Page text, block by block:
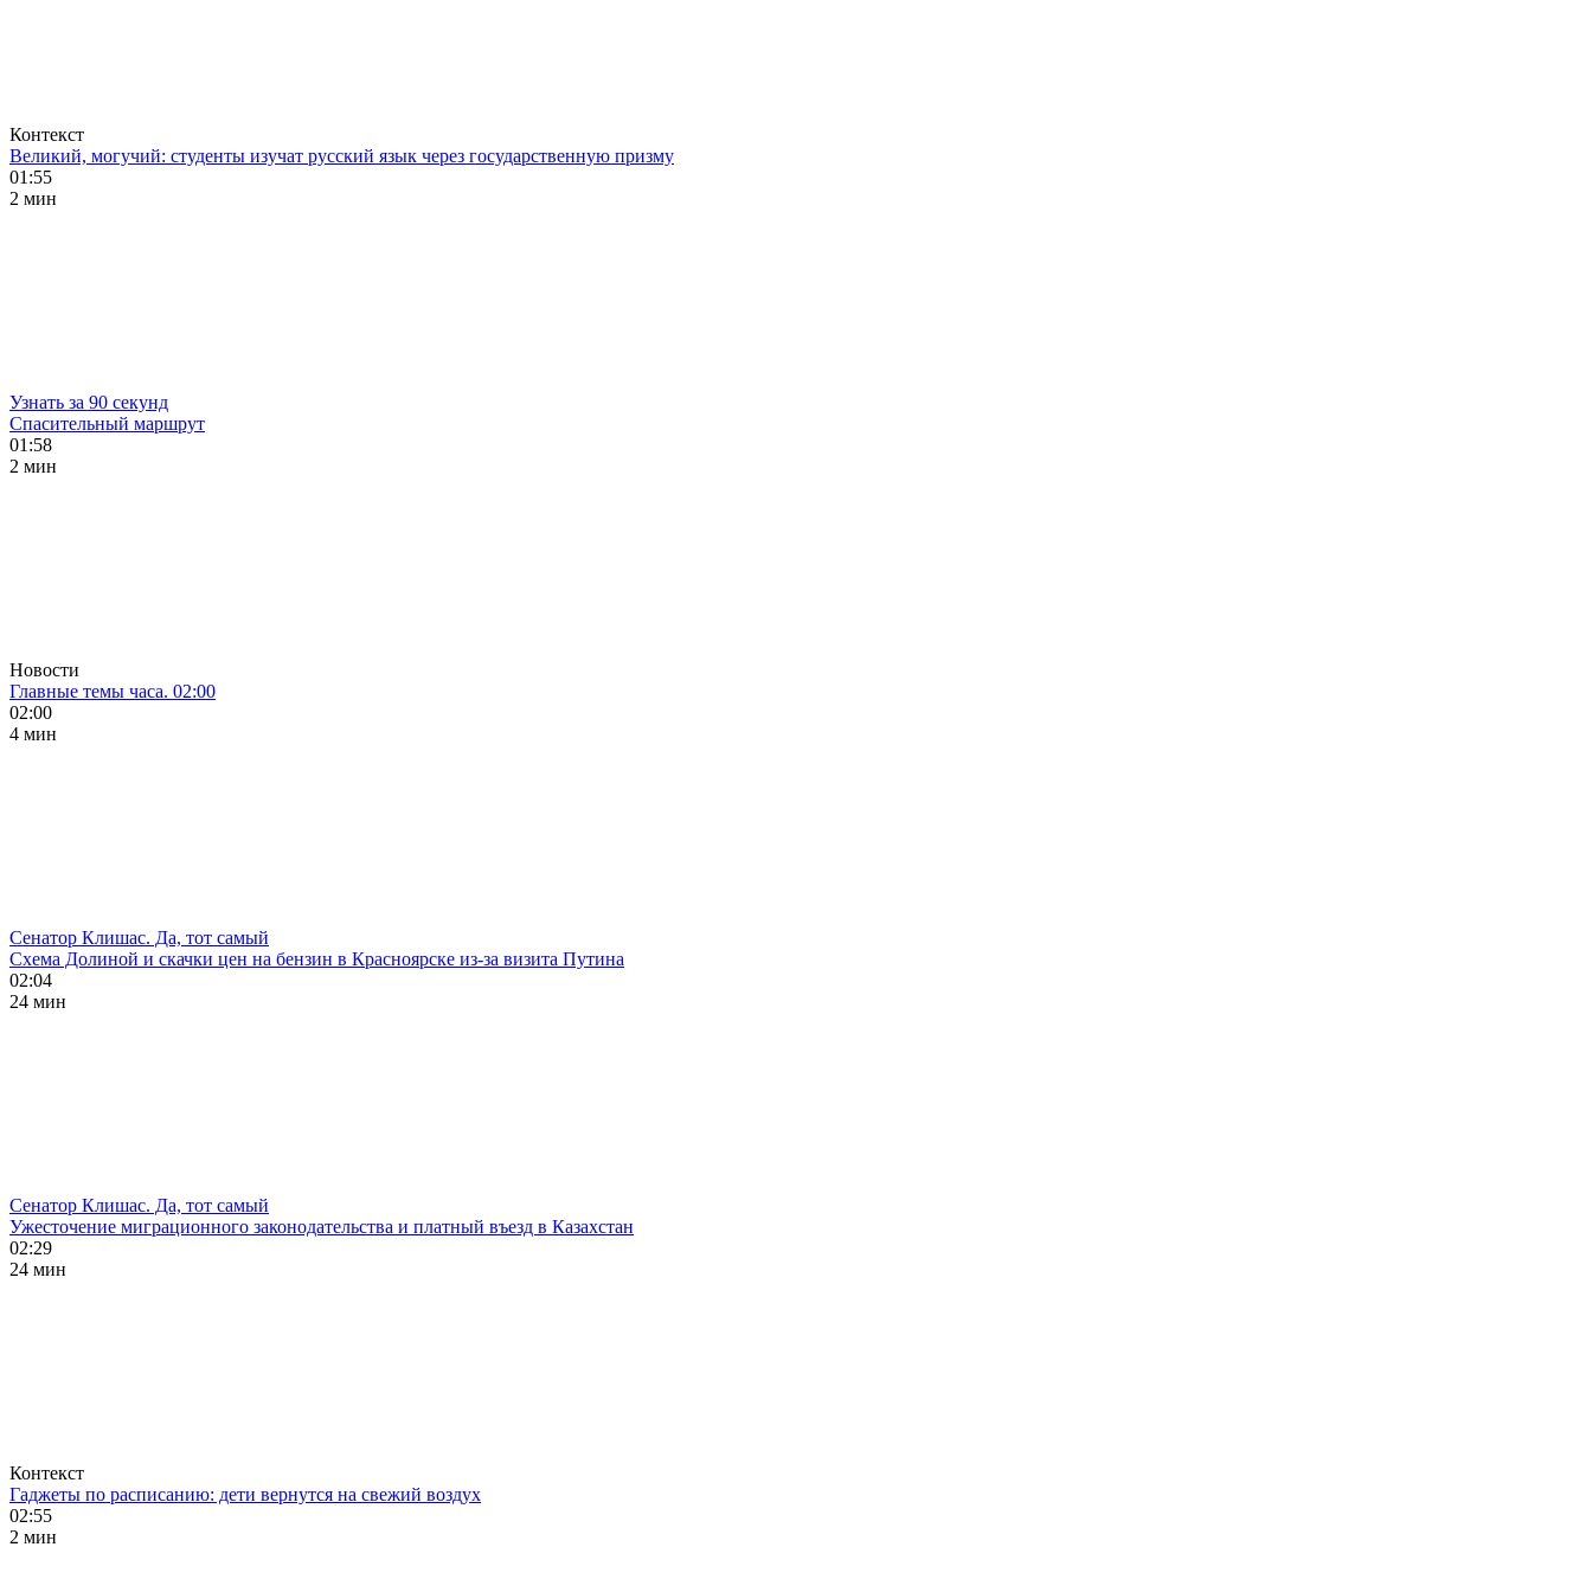
Контекст
Великий, могучий: студенты изучат русский язык через государственную призму
01:55
2 мин
Узнать за 90 секунд
Спасительный маршрут
01:58
2 мин
Новости
Главные темы часа. 02:00
02:00
4 мин
Сенатор Клишас. Да, тот самый
Схема Долиной и скачки цен на бензин в Красноярске из-за визита Путина
02:04
24 мин
Сенатор Клишас. Да, тот самый
Ужесточение миграционного законодательства и платный въезд в Казахстан
02:29
24 мин
Контекст
Гаджеты по расписанию: дети вернутся на свежий воздух
02:55
2 мин